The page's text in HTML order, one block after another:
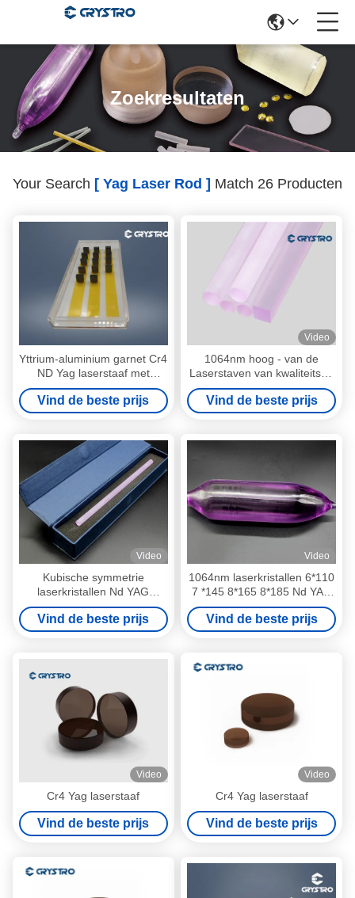
Zoekresultaten
Your Search [ Yag Laser Rod ] Match 26 Producten
Yttrium-aluminium garnet Cr4
ND Yag laserstaaf met
chroom
Vind de beste prijs
Video
1064nm hoog - van de
Laserstaven van kwaliteitsnd
YAG de Staven van Nd Yag
Vind de beste prijs
Video
Kubische symmetrie
laserkristallen Nd YAG
laserstaaf hoge
warmtegeleidbaarheid
Vind de beste prijs
Video
1064nm laserkristallen 6*110
7 *145 8*165 8*185 Nd YAG
laserstaaf
Vind de beste prijs
Video
Cr4 Yag laserstaaf
Vind de beste prijs
Video
Cr4 Yag laserstaaf
Vind de beste prijs